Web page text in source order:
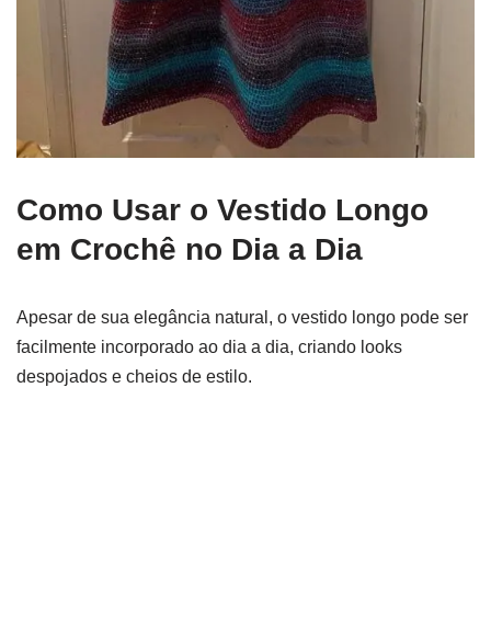
Como Usar o Vestido Longo
em Crochê no Dia a Dia
Apesar de sua elegância natural, o vestido longo pode ser
facilmente incorporado ao dia a dia, criando looks
despojados e cheios de estilo.